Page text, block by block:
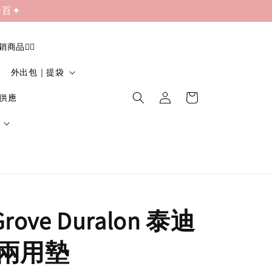
百✦
商品❤️‍🔥
外出包｜提袋
應
Duralon 泰迪
用墊